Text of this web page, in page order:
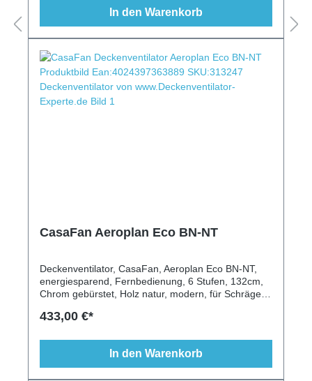
In den Warenkorb
CasaFan Aeroplan Eco BN-NT
Deckenventilator, CasaFan, Aeroplan Eco BN-NT,
energiesparend, Fernbedienung, 6 Stufen, 132cm,
Chrom gebürstet, Holz natur, modern, für Schrägen
433,00 €*
In den Warenkorb